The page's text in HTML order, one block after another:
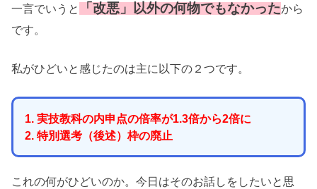
一言でいうと 「改悪」以外の何物でもなかったから
です。
私がひどいと感じたのは主に以下の２つです。
1. 実技教科の内申点の倍率が1.3倍から2倍に
2. 特別選考（後述）枠の廃止
これの何がひどいのか。今日はそのお話しをしたいと思